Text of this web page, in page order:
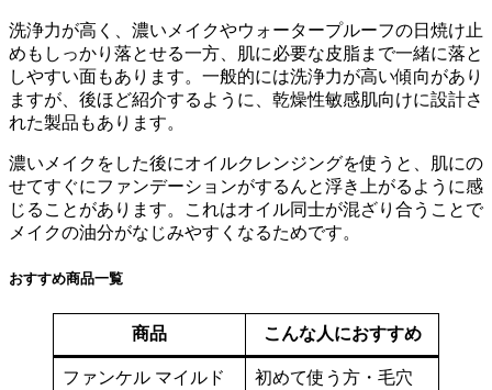
洗浄力が高く、濃いメイクやウォータープルーフの日焼け止
めもしっかり落とせる一方、肌に必要な皮脂まで一緒に落と
しやすい面もあります。一般的には洗浄力が高い傾向があり
ますが、後ほど紹介するように、乾燥性敏感肌向けに設計さ
れた製品もあります。
濃いメイクをした後にオイルクレンジングを使うと、肌にの
せてすぐにファンデーションがするんと浮き上がるように感
じることがあります。これはオイル同士が混ざり合うことで
メイクの油分がなじみやすくなるためです。
おすすめ商品一覧
商品 こんな人におすすめ
ファンケル マイルド
初めて使う方・毛穴